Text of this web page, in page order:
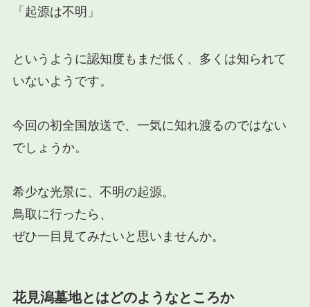
「起源は不明」
というように認知度もまだ低く、多くは知られて
いないようです。
今回の初全国放送で、一気に知れ渡るのではない
でしょうか。
希少な光景に、不明の起源。
鳥取に行ったら、
ぜひ一目見てみたいと思いませんか。
花見潟墓地とはどのようなところか